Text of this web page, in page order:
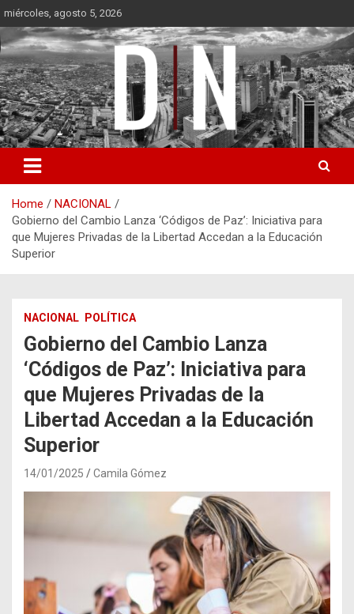
Skip
to
content
miércoles, agosto 5, 2026
Diámetro Noticias
Home
NACIONAL
Gobierno del Cambio Lanza ‘Códigos de Paz’: Iniciativa para
que Mujeres Privadas de la Libertad Accedan a la Educación
Superior
NACIONAL POLÍTICA
Gobierno del Cambio Lanza
‘Códigos de Paz’: Iniciativa para
que Mujeres Privadas de la
Libertad Accedan a la Educación
Superior
14/01/2025 Camila Gómez